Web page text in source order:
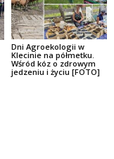
Dni Agroekologii w
Klecinie na półmetku.
Wśród kóz o zdrowym
jedzeniu i życiu [FOTO]